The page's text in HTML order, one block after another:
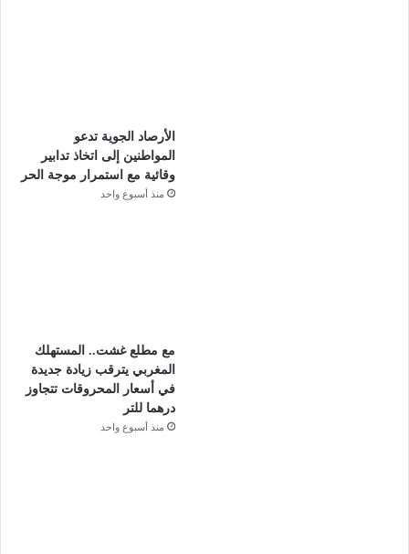
الأرصاد الجوية تدعو
المواطنين إلى اتخاذ تدابير
وقائية مع استمرار موجة الحر
منذ أسبوع واحد
مع مطلع غشت.. المستهلك
المغربي يترقب زيادة جديدة
في أسعار المحروقات تتجاوز
درهما للتر
منذ أسبوع واحد